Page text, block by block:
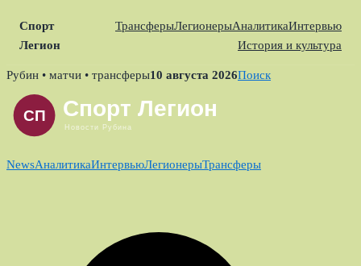
Спорт
Легион
ТрансферыЛегионерыАналитикаИнтервью
История и культура
Skip
content
Рубин • матчи • трансферы10 августа 2026Поиск
NewsАналитикаИнтервьюЛегионерыТрансферы